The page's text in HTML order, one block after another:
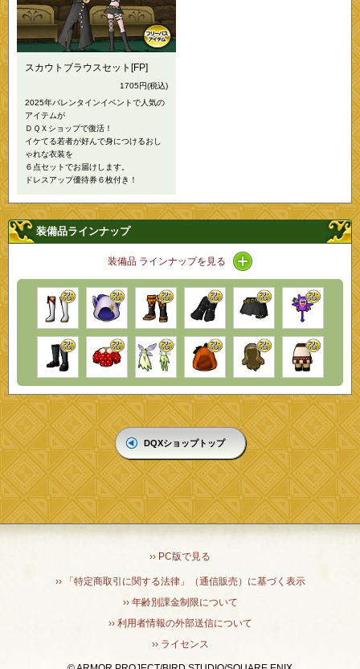
スカウトブラウスセット[FP]
1705円(税込)
2025年バレンタインイベントで人気の
アイテムが
ＤＱＸショップで復活！
イケてる若者が好んで身につけるおし
ゃれな衣装を
６点セットでお届けします。
ドレスアップ優待券６枚付き！
装備品ラインナップ
装備品 ラインナップを見る アイコン / ラインナッ
DQXショップトップ
›› PC版で見る
›› 「特定商取引に関する法律」（通信販売）に基づく表示
›› 年齢別課金制限について
›› 利用者情報の外部送信について
›› ライセンス